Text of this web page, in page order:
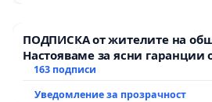
ПОДПИСКА от жителите на
Настояваме за ясни гаранции
АД и от държавата, че ще се
163 подписи
Уведомление за прозрачност